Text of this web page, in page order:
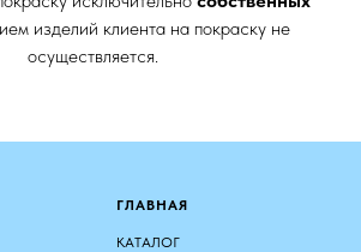
изделий клиента на покраску не
осуществляется.
ГЛАВНАЯ
КАТАЛОГ